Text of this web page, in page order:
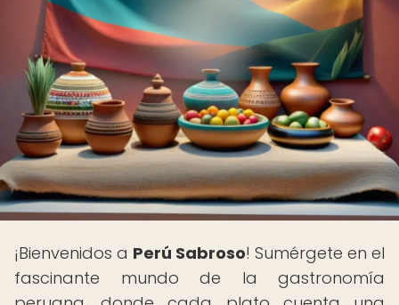
¡Bienvenidos a Perú Sabroso! Sumérgete en el
fascinante mundo de la gastronomía